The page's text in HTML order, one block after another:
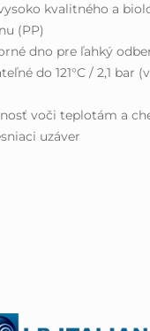
kvalitného a
(PP)
dno pre ľahký
do 121°C / 2,1 bar
voči teplotám a
uzáver